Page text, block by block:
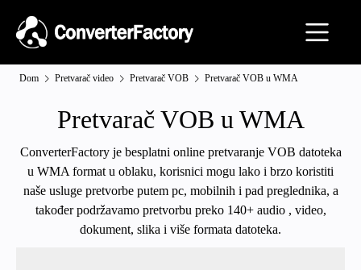
Dom Pretvarač video Pretvarač VOB Pretvarač VOB u WMA
Pretvarač VOB u WMA
ConverterFactory je besplatni online pretvaranje VOB datoteka
u WMA format u oblaku, korisnici mogu lako i brzo koristiti
naše usluge pretvorbe putem pc, mobilnih i pad preglednika, a
također podržavamo pretvorbu preko 140+ audio , video,
dokument, slika i više formata datoteka.